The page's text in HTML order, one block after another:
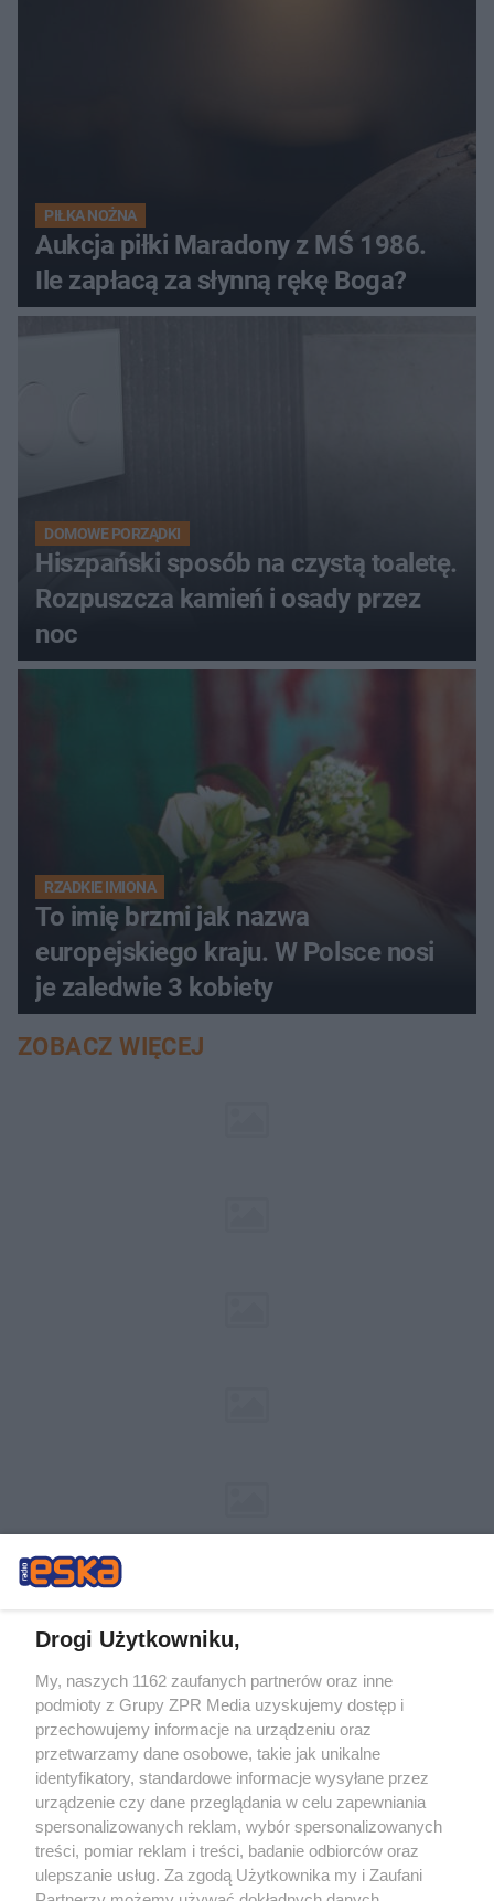
PIŁKA NOŻNA
Aukcja piłki Maradony z MŚ 1986.
Ile zapłacą za słynną rękę Boga?
DOMOWE PORZĄDKI
Hiszpański sposób na czystą toaletę.
Rozpuszcza kamień i osady przez
noc
RZADKIE IMIONA
To imię brzmi jak nazwa
europejskiego kraju. W Polsce nosi
je zaledwie 3 kobiety
ZOBACZ WIĘCEJ
Żaden utwór zamieszczony w serwisie nie może być powielany i
rozpowszechniany lub dalej rozpowszechniany w jakikolwiek sposób (w
tym także elektroniczny lub mechaniczny) na jakimkolwiek polu
eksploatacji w jakiejkolwiek formie, włącznie z umieszczaniem w Internecie
bez pisemnej zgody właściciela praw. Jakiekolwiek użycie lub
wykorzystanie utworów w całości lub w części z naruszeniem prawa, tzn.
bez właściwej zgody, jest zabronione pod groźbą kary i może być ścigane
prawnie.
Drogi Użytkowniku,
My, naszych 1162 zaufanych partnerów oraz inne
podmioty z Grupy ZPR Media uzyskujemy dostęp i
przechowujemy informacje na urządzeniu oraz
przetwarzamy dane osobowe, takie jak unikalne
identyfikatory, standardowe informacje wysyłane przez
urządzenie czy dane przeglądania w celu zapewniania
spersonalizowanych reklam, wybór spersonalizowanych
treści, pomiar reklam i treści, badanie odbiorców oraz
ulepszanie usług. Za zgodą Użytkownika my i Zaufani